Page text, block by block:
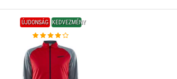
ÚJDONSÁG KEDVEZMÉNY